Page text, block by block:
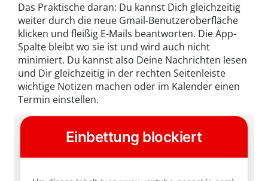
Das Praktische daran: Du kannst Dich gleichzeitig
weiter durch die neue Gmail-Benutzeroberfläche
klicken und fleißig E-Mails beantworten. Die App-
Spalte bleibt wo sie ist und wird auch nicht
minimiert. Du kannst also Deine Nachrichten lesen
und Dir gleichzeitig in der rechten Seitenleiste
wichtige Notizen machen oder im Kalender einen
Termin einstellen.